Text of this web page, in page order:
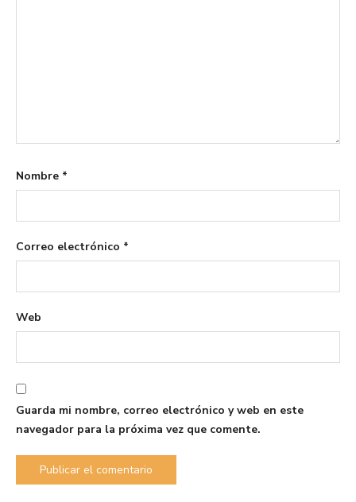
Nombre *
Correo electrónico *
Web
Guarda mi nombre, correo electrónico y web en este
navegador para la próxima vez que comente.